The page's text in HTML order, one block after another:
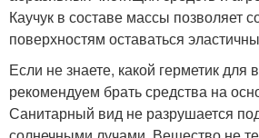
Каучук в составе массы позволяет
поверхностям оставаться
Если не знаете, какой герметик для
рекомендуем брать средства на
Санитарный вид не разрушается